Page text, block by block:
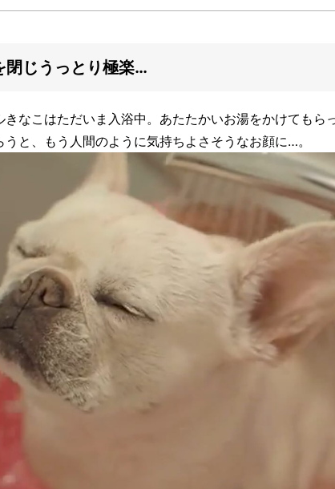
閉じうっとり極楽…
きなこはただいま入浴中。あたたかいお湯をかけてもら
うと、もう人間のように気持ちよさそうなお顔に…。